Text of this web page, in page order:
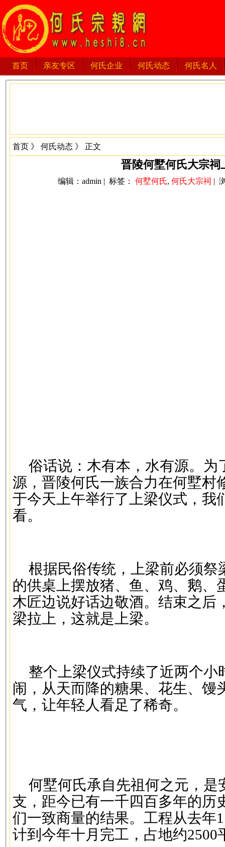
首页 亲友专区 何氏企业 何氏动态 何氏名人
首页 》 何氏动态 》 正文
晋陵何墅何氏大宗祠
编辑：admin | 标签： 何墅何氏, 何氏大宗祠 |
俗话说：木有本，水有源。为
源，晋陵何氏一族合力在何墅村
于今天上午举行了上梁仪式，我
看。
根据民俗传统，上梁前必须祭
的供桌上摆放猪、鱼、鸡、鹅、
木匠边说好话边敬酒。结束之后
梁拉上，这就是上梁。
整个上梁仪式持续了近两个小
闹，从天而降的糖果、花生、馒
气，让年轻人看足了稀奇。
何墅何氏承自先祖何之元，是
支，距今已有一千四百多年的历
们一致商量的结果。工程从去年
计到今年十月完工，占地约2500